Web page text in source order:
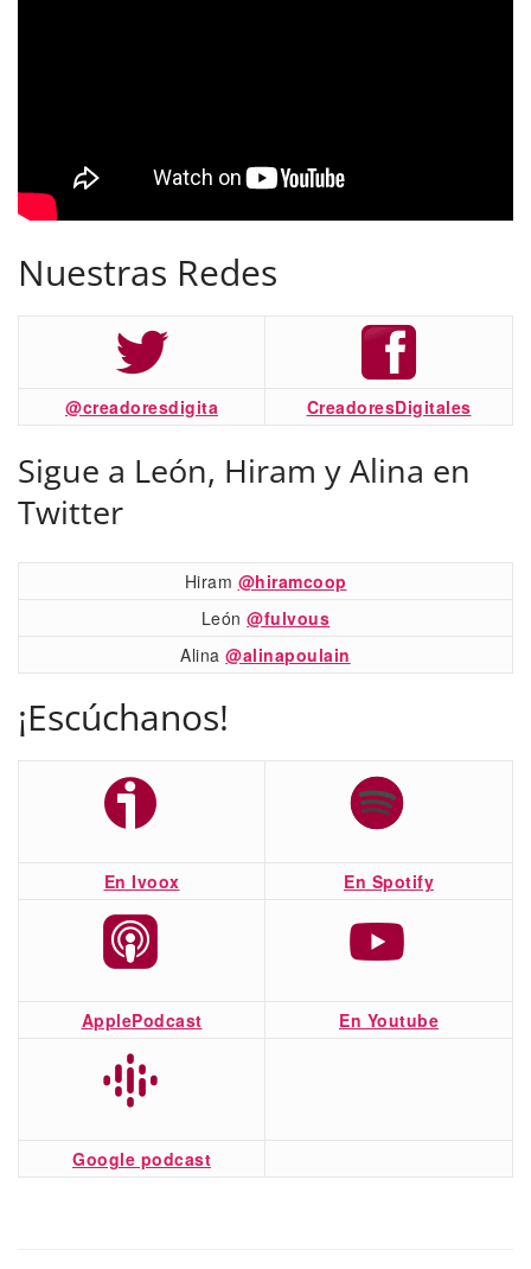
Nuestras Redes
@creadoresdigita CreadoresDigitales
Sigue a León, Hiram y Alina en
Twitter
Hiram @hiramcoop
León@fulvous
Alina@alinapoulain
¡Escúchanos!
En Ivoox En Spotify
ApplePodcast En Youtube
Google podcast